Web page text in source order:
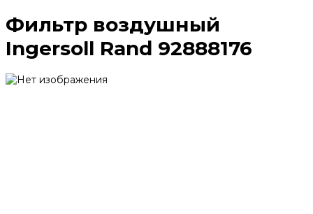
Фильтр воздушный
Ingersoll Rand 92888176